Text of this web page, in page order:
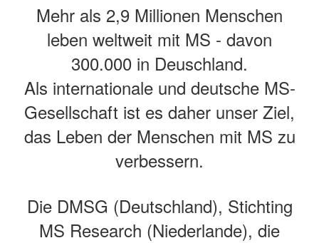
Mehr als 2,9 Millionen Menschen
leben weltweit mit MS - davon
300.000 in Deuschland.
Als internationale und deutsche MS-
Gesellschaft ist es daher unser Ziel,
das Leben der Menschen mit MS zu
verbessern.
Die DMSG (Deutschland), Stichting
MS Research (Niederlande), die